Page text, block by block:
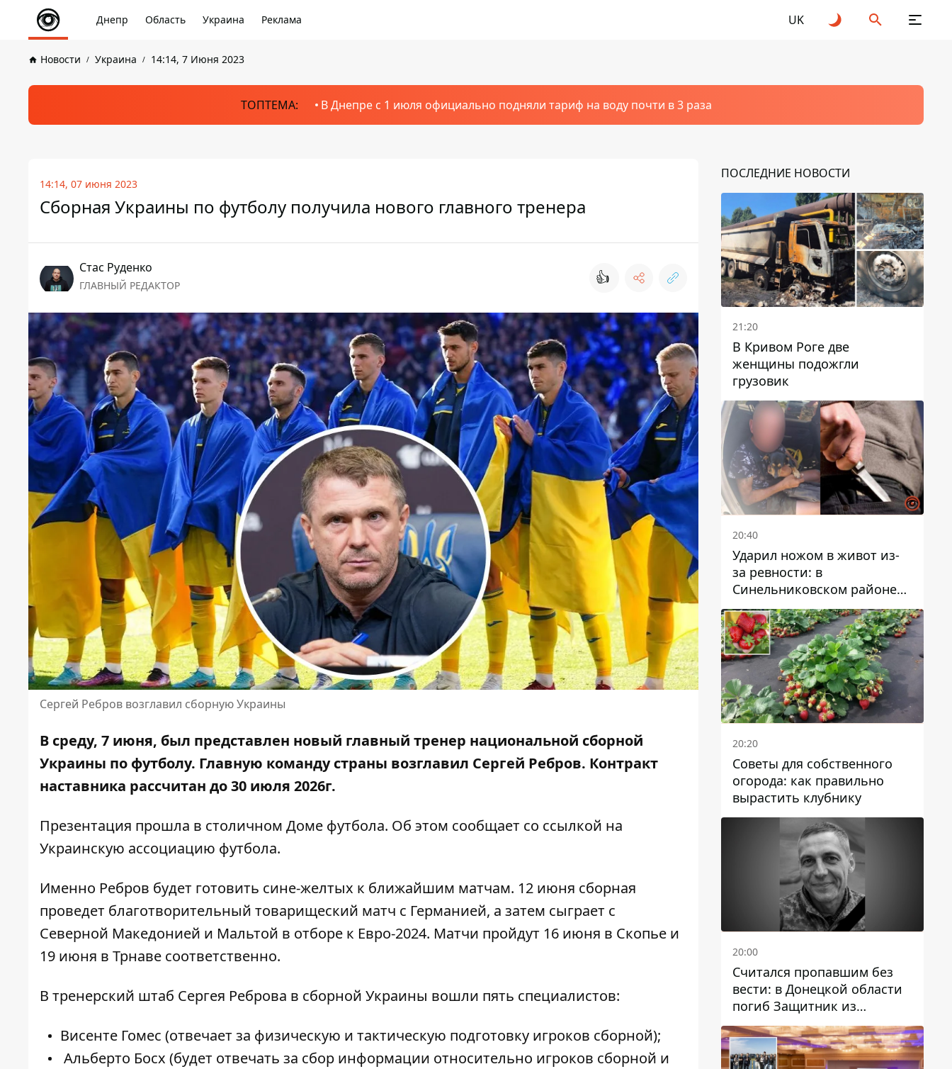
Днепр Область Украина Реклама UK
Новости Украина 14:14, 7 Июня 2023
ТОПТЕМА: В Днепре с 1 июля официально подняли тариф на воду почти в 3 раза
14:14, 07 июня 2023
Сборная Украины по футболу получила нового главного тренера
Стаc Руденко
ГЛАВНЫЙ РЕДАКТОР 👍
Сергей Ребров возглавил сборную Украины
В среду, 7 июня, был представлен новый главный тренер национальной сборной
Украины по футболу. Главную команду страны возглавил Сергей Ребров. Контракт
наставника рассчитан до 30 июля 2026г.
Презентация прошла в столичном Доме футбола. Об этом сообщает со ссылкой на
Украинскую ассоциацию футбола.
Именно Ребров будет готовить сине-желтых к ближайшим матчам. 12 июня сборная
проведет благотворительный товарищеский матч с Германией, а затем сыграет с
Северной Македонией и Мальтой в отборе к Евро-2024. Матчи пройдут 16 июня в Скопье и
19 июня в Трнаве соответственно.
В тренерский штаб Сергея Реброва в сборной Украины вошли пять специалистов:
Висенте Гомес (отвечает за физическую и тактическую подготовку игроков сборной);
Альберто Босх (будет отвечать за сбор информации относительно игроков сборной и
ПОСЛЕДНИЕ НОВОСТИ
21:20
В Кривом Роге две
женщины подожгли
грузовик
20:40
Ударил ножом в живот из-
за ревности: в
Синельниковском районе
задержали 49-летнего
мужчину за убийство
20:20
Советы для собственного
огорода: как правильно
вырастить клубнику
20:00
Считался пропавшим без
вести: в Донецкой области
погиб Защитник из
Каменского Антон
Красовский